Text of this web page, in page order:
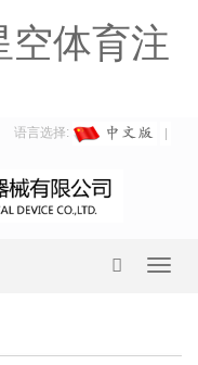
空体育注
语言选择: